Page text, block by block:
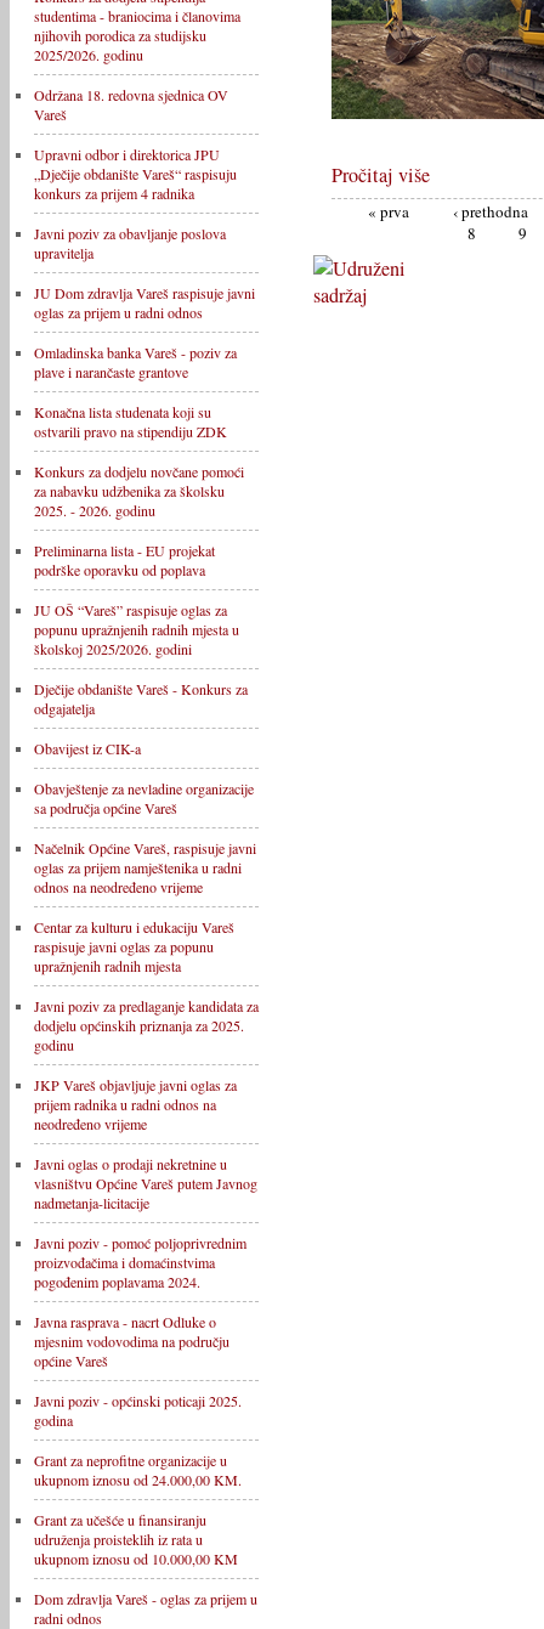
studentima - braniocima i članovima
njihovih porodica za studijsku
2025/2026. godinu
Održana 18. redovna sjednica OV
Vareš
Upravni odbor i direktorica JPU
„Dječije obdanište Vareš“ raspisuju
konkurs za prijem 4 radnika
Javni poziv za obavljanje poslova
upravitelja
JU Dom zdravlja Vareš raspisuje javni
oglas za prijem u radni odnos
Omladinska banka Vareš - poziv za
plave i narančaste grantove
Konačna lista studenata koji su
ostvarili pravo na stipendiju ZDK
Konkurs za dodjelu novčane pomoći
za nabavku udžbenika za školsku
2025. - 2026. godinu
Preliminarna lista - EU projekat
podrške oporavku od poplava
JU OŠ “Vareš” raspisuje oglas za
popunu upražnjenih radnih mjesta u
školskoj 2025/2026. godini
Dječije obdanište Vareš - Konkurs za
odgajatelja
Obavijest iz CIK-a
Obavještenje za nevladine organizacije
sa područja općine Vareš
Načelnik Općine Vareš, raspisuje javni
oglas za prijem namještenika u radni
odnos na neodređeno vrijeme
Centar za kulturu i edukaciju Vareš
raspisuje javni oglas za popunu
upražnjenih radnih mjesta
Javni poziv za predlaganje kandidata za
dodjelu općinskih priznanja za 2025.
godinu
JKP Vareš objavljuje javni oglas za
prijem radnika u radni odnos na
neodređeno vrijeme
Javni oglas o prodaji nekretnine u
vlasništvu Općine Vareš putem Javnog
nadmetanja-licitacije
Javni poziv - pomoć poljoprivrednim
proizvođačima i domaćinstvima
pogođenim poplavama 2024.
Javna rasprava - nacrt Odluke o
mjesnim vodovodima na području
općine Vareš
Javni poziv - općinski poticaji 2025.
godina
Grant za neprofitne organizacije u
ukupnom iznosu od 24.000,00 KM.
Grant za učešće u finansiranju
udruženja proisteklih iz rata u
ukupnom iznosu od 10.000,00 KM
Dom zdravlja Vareš - oglas za prijem u
radni odnos
Pročitaj više
« prva
‹ prethodna
8
9